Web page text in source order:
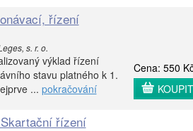
řízení
s. r. o.
výklad řízení
stavu platného k 1.
... pokračování
Cena: 550
KOUPIT
řízení